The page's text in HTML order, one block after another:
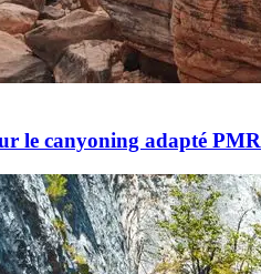
le canyoning adapté PMR